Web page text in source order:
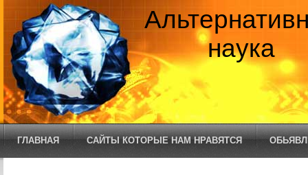
наука
ГЛАВНАЯ САЙТЫ КОТОРЫЕ НАМ НРАВЯТСЯ